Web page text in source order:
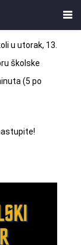
u utorak, 13.
školske
(5 po